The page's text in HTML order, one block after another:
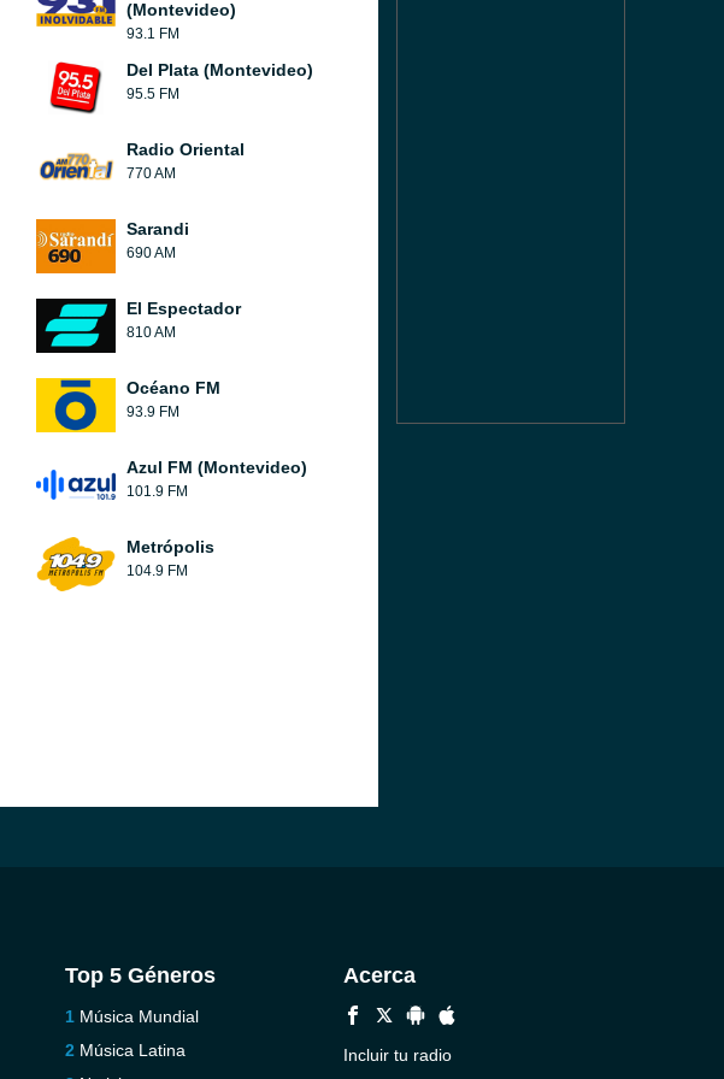
(Montevideo)
93.1 FM
Del Plata (Montevideo)
95.5 FM
Radio Oriental
770 AM
Sarandi
690 AM
El Espectador
810 AM
Océano FM
93.9 FM
Azul FM (Montevideo)
101.9 FM
Metrópolis
104.9 FM
Top 5 Géneros
Música Mundial
Música Latina
Acerca
Incluir tu radio